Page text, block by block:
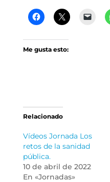
Me gusta esto:
Relacionado
Vídeos Jornada Los
retos de la sanidad
pública.
10 de abril de 2022
En «Jornadas»